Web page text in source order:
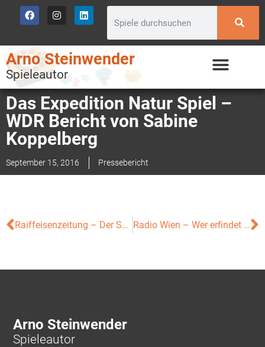
Arno Steinwender
Spieleautor
Das Expedition Natur Spiel –
WDR Bericht von Sabine
Koppelberg
September 15, 2016 Pressebericht
Raiffeisenzeitung – Der Spaß muss immer mitspielen Radio Wien – Wer erfindet eigentlich Brettspiele?
Arno Steinwender
Spieleautor